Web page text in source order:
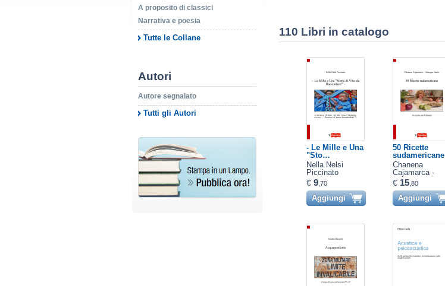
A proposito di classici
Narrativa e poesia
Tutte le Collane
Autori
Autore segnalato
Tutti gli Autori
110 Libri in catalogo
- Le Mille e Una
"Sto…
Nella Nelsi
Piccinato
€ 9 ,70
Aggiungi
50 Ricette
sudamericane
Chanena
Cajamarca -
Giuseppe Santo
€ 15 ,80
Aggiungi